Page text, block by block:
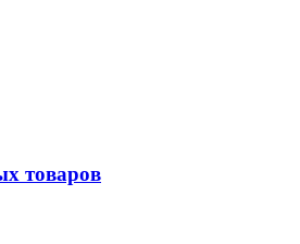
товаров